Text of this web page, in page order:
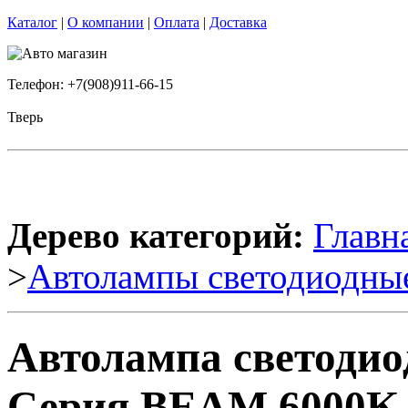
Каталог | О компании | Оплата | Доставка
Телефон: +7(908)911-66-15
Тверь
Дерево категорий:
>Автолампы
Автолампа